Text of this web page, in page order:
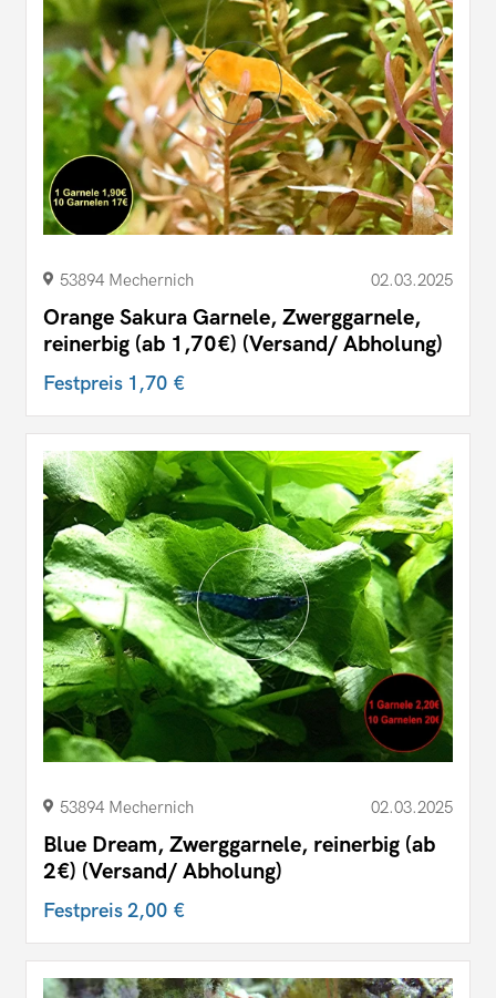
53894 Mechernich 02.03.2025
Orange Sakura Garnele, Zwerggarnele,
reinerbig (ab 1,70€) (Versand/ Abholung)
Festpreis 1,70 €
53894 Mechernich 02.03.2025
Blue Dream, Zwerggarnele, reinerbig (ab
2€) (Versand/ Abholung)
Festpreis2,00 €